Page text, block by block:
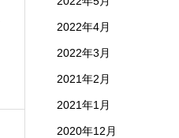
2022年4月
2022年3月
2021年2月
2021年1月
2020年12月